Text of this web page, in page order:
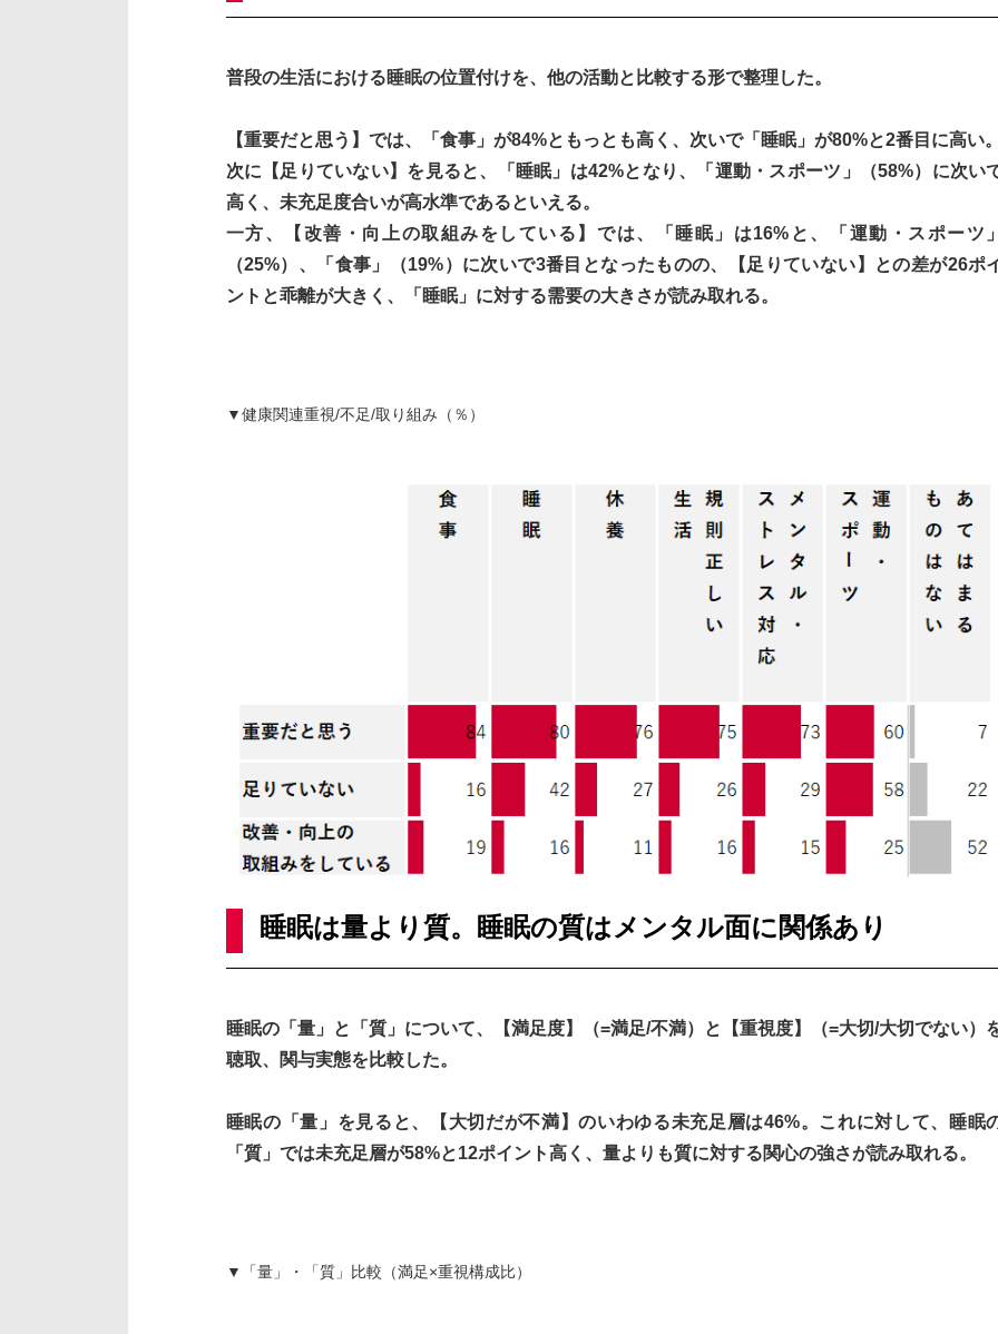
普段の生活における睡眠の位置付けを、他の活動と比較する形で整理した。
【重要だと思う】では、「食事」が84%ともっとも高く、次いで「睡眠」が80%と2番目に高い
次に【足りていない】を見ると、「睡眠」は42%となり、「運動・スポーツ」（58%）に次い
高く、未充足度合いが高水準であるといえる。
一方、【改善・向上の取組みをしている】では、「睡眠」は16%と、「運動・スポーツ
（25%）、「食事」（19%）に次いで3番目となったものの、【足りていない】との差が26ポ
ントと乖離が大きく、「睡眠」に対する需要の大きさが読み取れる。
▼健康関連重視/不足/取り組み（％）
睡眠は量より質。睡眠の質はメンタル面に関係あり
睡眠の「量」と「質」について、【満足度】（=満足/不満）と【重視度】（=大切/大切でない）
聴取、関与実態を比較した。
睡眠の「量」を見ると、【大切だが不満】のいわゆる未充足層は46%。これに対して、睡眠
「質」では未充足層が58%と12ポイント高く、量よりも質に対する関心の強さが読み取れる。
▼「量」・「質」比較（満足×重視構成比）